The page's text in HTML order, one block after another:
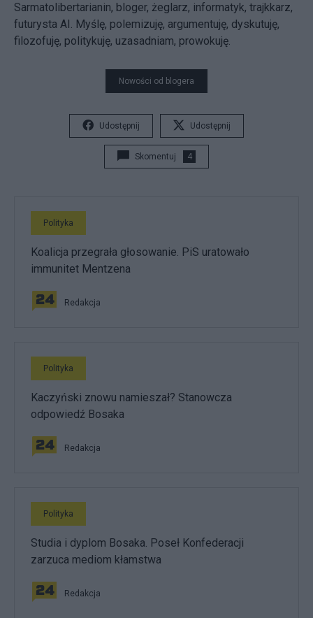
Sarmatolibertarianin, bloger, żeglarz, informatyk, trajkkarz,
futurysta AI. Myślę, polemizuję, argumentuję, dyskutuję,
filozofuję, politykuję, uzasadniam, prowokuję.
Nowości od blogera
Udostępnij Udostępnij
Skomentuj 4
Polityka
Koalicja przegrała głosowanie. PiS uratowało
immunitet Mentzena
Redakcja
Polityka
Kaczyński znowu namieszał? Stanowcza
odpowiedź Bosaka
Redakcja
Polityka
Studia i dyplom Bosaka. Poseł Konfederacji
zarzuca mediom kłamstwa
Redakcja